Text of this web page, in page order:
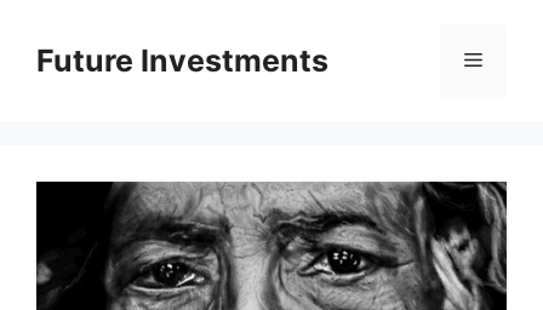
вмістуFuture Investments Меню